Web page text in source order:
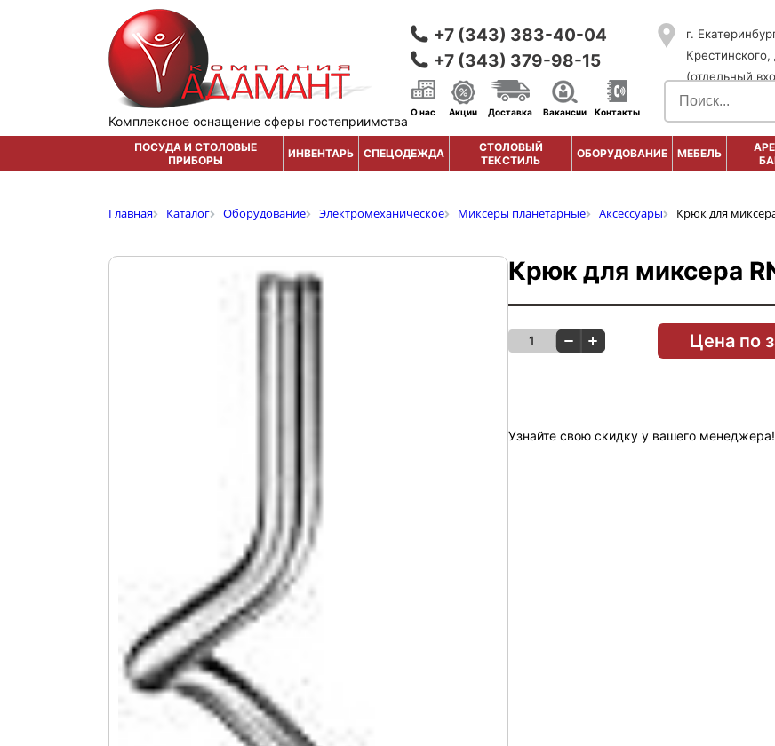
Комплексное оснащение сферы гостеприимства
+7 (343) 383-40-04
+7 (343) 379-98-15
г.
(отдельный
О нас Акции Доставка Вакансии Контакты
ПОСУДА И СТОЛОВЫЕ
ПРИБОРЫ
ИНВЕНТАРЬ СПЕЦОДЕЖДА
СТОЛОВЫЙ
ТЕКСТИЛЬ
ОБОРУДОВАНИЕ МЕБЕЛЬ
Главная Каталог Оборудование Электромеханическое Миксеры планетарные Аксессуары Крюк для
Крюк для миксера
1 Цена по
Узнайте свою скидку у вашего